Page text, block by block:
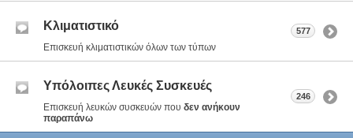
Κλιματιστικό
Επισκευή κλιματιστικών όλων των τύπων
577
Υπόλοιπες Λευκές Συσκευές
Επισκευή λευκών συσκευών που δεν ανήκουν
παραπάνω
246